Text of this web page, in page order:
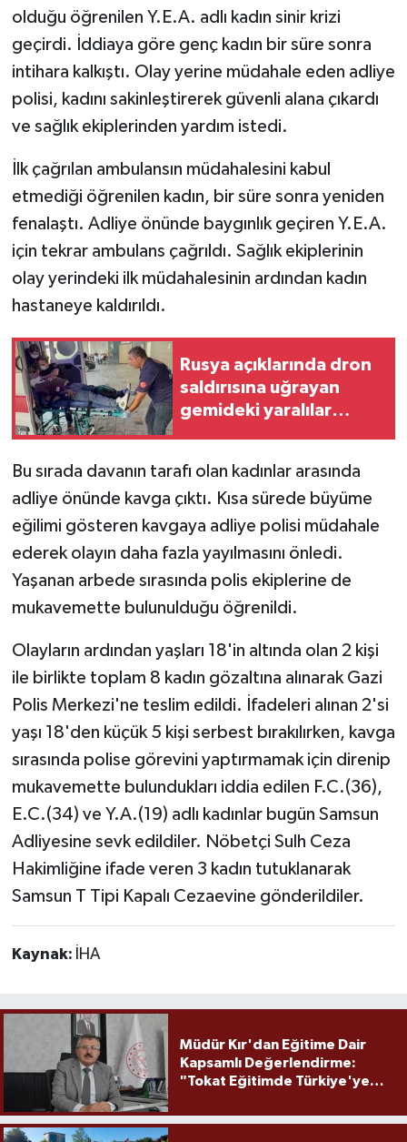
olduğu öğrenilen Y.E.A. adlı kadın sinir krizi
geçirdi. İddiaya göre genç kadın bir süre sonra
intihara kalkıştı. Olay yerine müdahale eden adliye
polisi, kadını sakinleştirerek güvenli alana çıkardı
ve sağlık ekiplerinden yardım istedi.
İlk çağrılan ambulansın müdahalesini kabul
etmediği öğrenilen kadın, bir süre sonra yeniden
fenalaştı. Adliye önünde baygınlık geçiren Y.E.A.
için tekrar ambulans çağrıldı. Sağlık ekiplerinin
olay yerindeki ilk müdahalesinin ardından kadın
hastaneye kaldırıldı.
Rusya açıklarında dron
saldırısına uğrayan
gemideki yaralılar
Bu sırada davanın tarafı olan kadınlar arasında
adliye önünde kavga çıktı. Kısa sürede büyüme
eğilimi gösteren kavgaya adliye polisi müdahale
ederek olayın daha fazla yayılmasını önledi.
Yaşanan arbede sırasında polis ekiplerine de
mukavemette bulunulduğu öğrenildi.
Olayların ardından yaşları 18'in altında olan 2 kişi
ile birlikte toplam 8 kadın gözaltına alınarak Gazi
Polis Merkezi'ne teslim edildi. İfadeleri alınan 2'si
yaşı 18'den küçük 5 kişi serbest bırakılırken, kavga
sırasında polise görevini yaptırmamak için direnip
mukavemette bulundukları iddia edilen F.C.(36),
E.C.(34) ve Y.A.(19) adlı kadınlar bugün Samsun
Adliyesine sevk edildiler. Nöbetçi Sulh Ceza
Hakimliğine ifade veren 3 kadın tutuklanarak
Samsun T Tipi Kapalı Cezaevine gönderildiler.
Kaynak: İHA
Müdür Kır'dan Eğitime Dair
Kapsamlı Değerlendirme:
"Tokat Eğitimde Türkiye'ye